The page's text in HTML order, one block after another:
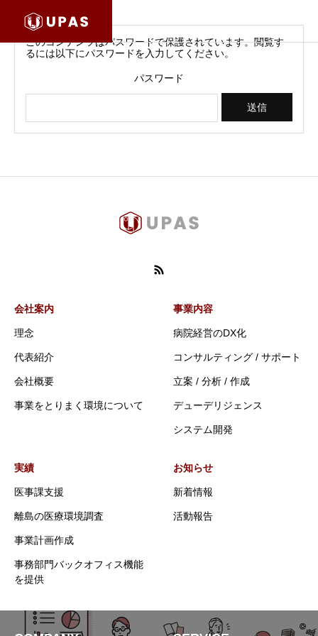
このコンテンツはパスワードで保護されています。閲覧す
るには以下にパスワードを入力してください。
パスワード
会社案内
理念
代表紹介
会社概要
事業をとりまく環境について
事業内容
病院経営のDX化
コンサルティング / サポート
立案 / 分析 / 作成
デューデリジェンス
システム開発
実績
医事課支援
離島の医療環境調査
事業計画作成
事務部門バックオフィス機能
を提供
お知らせ
新着情報
活動報告